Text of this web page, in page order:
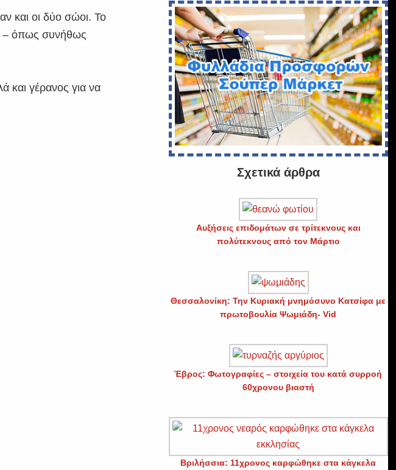
και οι δύο σώοι. Το
– όπως συνήθως
και γέρανος για να
Σχετικά άρθρα
Αυξήσεις επιδομάτων σε τρίτεκνους και
πολύτεκνους από τον Μάρτιο
Θεσσαλονίκη: Την Κυριακή μνημόσυνο Κατσίφα με
πρωτοβουλία Ψωμιάδη- Vid
Έβρος: Φωτογραφίες – στοιχεία του κατά συρροή
60χρονου βιαστή
Βριλήσσια: 11χρονος καρφώθηκε στα κάγκελα